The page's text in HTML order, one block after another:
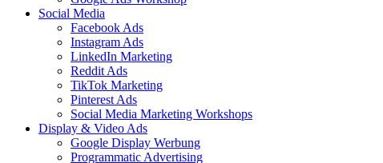
Social Media
Facebook Ads
Instagram Ads
LinkedIn Marketing
Reddit Ads
TikTok Marketing
Pinterest Ads
Social Media Marketing Workshops
Display & Video Ads
Google Display Werbung
Programmatic Advertising